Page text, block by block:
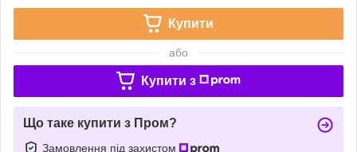
Купити
або
Купити з
Що таке купити з Пром?
Замовлення під захистом